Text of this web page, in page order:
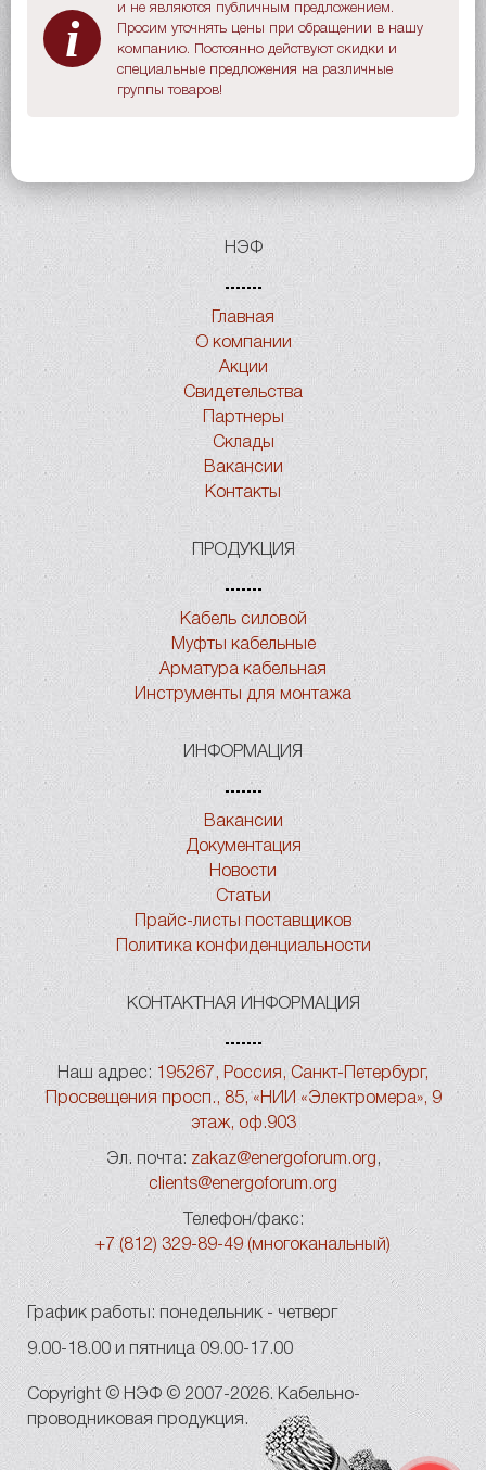
i
и не являются публичным предложением.
Просим уточнять цены при обращении в нашу
компанию. Постоянно действуют скидки и
специальные предложения на различные
группы товаров!
НЭФ
Главная
О компании
Акции
Свидетельства
Партнеры
Склады
Вакансии
Контакты
ПРОДУКЦИЯ
Кабель силовой
Муфты кабельные
Арматура кабельная
Инструменты для монтажа
ИНФОРМАЦИЯ
Вакансии
Документация
Новости
Статьи
Прайс-листы поставщиков
Политика конфиденциальности
КОНТАКТНАЯ ИНФОРМАЦИЯ
Наш адрес: 195267, Россия, Санкт-Петербург,
Просвещения просп., 85, «НИИ «Электромера», 9
этаж, оф.903
Эл. почта: zakaz@energoforum.org ,
clients@energoforum.org
Телефон/факс:
+7 (812) 329-89-49 (многоканальный)
График работы: понедельник - четверг
9.00-18.00 и пятница 09.00-17.00
Copyright © НЭФ © 2007-2026. Кабельно-
проводниковая продукция.